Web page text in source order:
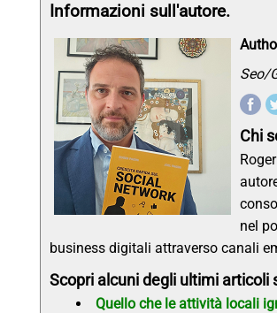
Informazioni sull'autore.
Seo/
Chi
nel
business digitali attraverso canali
Scopri alcuni degli ultimi articoli
Quello che le attività locali